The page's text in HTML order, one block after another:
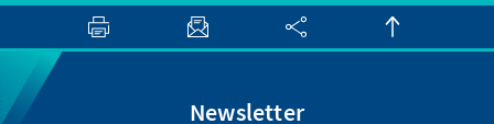
Newsletter